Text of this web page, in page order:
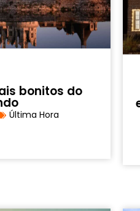
bonitos do
Última Hora